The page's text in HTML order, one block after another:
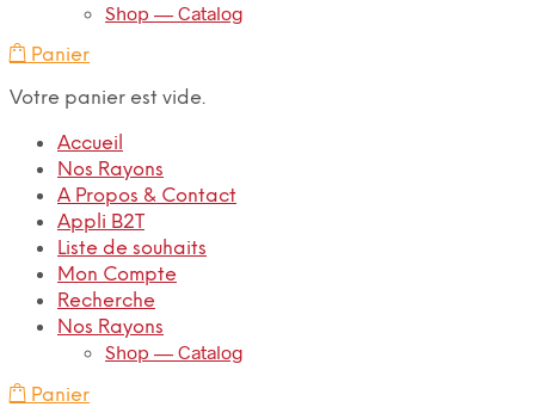
Shop — Catalog
Panier
Votre panier est vide.
Accueil
Nos Rayons
A Propos & Contact
Appli B2T
Liste de souhaits
Mon Compte
Recherche
Nos Rayons
Shop — Catalog
Panier